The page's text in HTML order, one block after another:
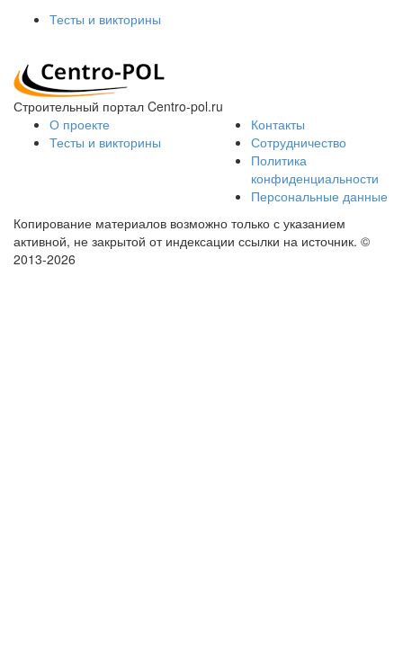
Тесты и викторины
Строительный портал Centro-pol.ru
О проекте
Тесты и викторины
Контакты
Сотрудничество
Политика
конфиденциальности
Персональные данные
Копирование материалов возможно только с указанием
активной, не закрытой от индексации ссылки на источник. ©
2013-2026